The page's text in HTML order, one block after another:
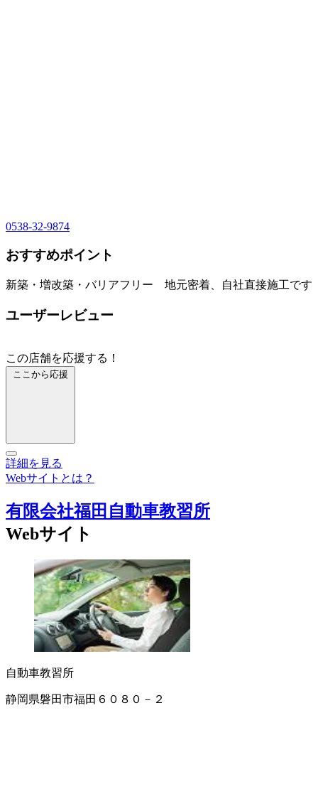
0538-32-9874
おすすめポイント
新築・増改築・バリアフリー 地元密着、自社直接施工です
ユーザーレビュー
この店舗を応援する！
ここから応援
詳細を見る
Webサイトとは？
有限会社福田自動車教習所
Webサイト
自動車教習所
静岡県磐田市福田６０８０－２